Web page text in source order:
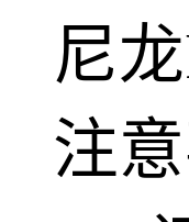
尼
注意